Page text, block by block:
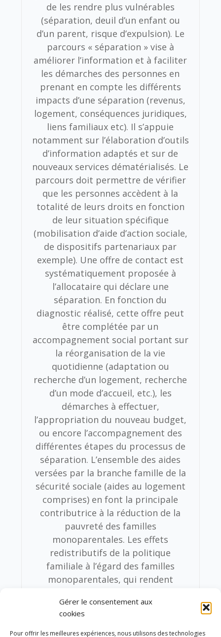
Gérer le consentement aux
cookies
Pour offrir les meilleures expériences, nous utilisons des technologies
de les rendre plus vulnérables
(séparation, deuil d’un enfant ou
d’un parent, risque d’expulsion). Le
parcours « séparation » vise à
améliorer l’information et à faciliter
les démarches des personnes en
prenant en compte les différents
impacts d’une séparation (revenus,
logement, conséquences juridiques,
liens familiaux etc). Il s’appuie
notamment sur l’élaboration d’outils
d’information adaptés et sur de
nouveaux services dématérialisés. Le
parcours doit permettre de vérifier
que les personnes accèdent à la
totalité de leurs droits en fonction
de leur situation spécifique
(mobilisation d’aide d’action sociale,
de dispositifs partenariaux par
exemple). Une offre de contact est
systématiquement proposée à
l’allocataire qui déclare une
séparation. En fonction du
diagnostic réalisé, cette offre peut
être complétée par un
accompagnement social portant sur
la réorganisation de la vie
quotidienne (adaptation ou
recherche d’un logement, recherche
d’un mode d’accueil, etc.), les
démarches à effectuer,
l’appropriation du nouveau budget,
ou encore l’accompagnement des
différentes étapes du processus de
séparation. L’ensemble des aides
versées par la branche famille de la
sécurité sociale (aides au logement
comprises) en font la principale
contributrice à la réduction de la
pauvreté des familles
monoparentales. Les effets
redistributifs de la politique
familiale à l’égard des familles
monoparentales, qui rendent
ménage, avant les transferts
monétaires liés à la politique
familiale et après ceux-ci,